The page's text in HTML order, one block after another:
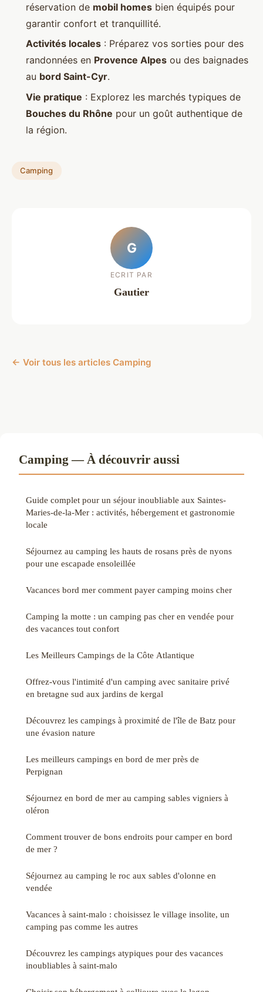
réservation de mobil homes bien équipés pour
garantir confort et tranquillité.
Activités locales : Préparez vos sorties pour des
randonnées en Provence Alpes ou des baignades
au bord Saint-Cyr.
Vie pratique : Explorez les marchés typiques de
Bouches du Rhône pour un goût authentique de
la région.
Camping
G
ECRIT PAR
Gautier
← Voir tous les articles Camping
Camping — À découvrir aussi
Guide complet pour un séjour inoubliable aux Saintes-
Maries-de-la-Mer : activités, hébergement et gastronomie
locale
Séjournez au camping les hauts de rosans près de nyons
pour une escapade ensoleillée
Vacances bord mer comment payer camping moins cher
Camping la motte : un camping pas cher en vendée pour
des vacances tout confort
Les Meilleurs Campings de la Côte Atlantique
Offrez-vous l'intimité d'un camping avec sanitaire privé
en bretagne sud aux jardins de kergal
Découvrez les campings à proximité de l'île de Batz pour
une évasion nature
Les meilleurs campings en bord de mer près de
Perpignan
Séjournez en bord de mer au camping sables vigniers à
oléron
Comment trouver de bons endroits pour camper en bord
de mer ?
Séjournez au camping le roc aux sables d'olonne en
vendée
Vacances à saint-malo : choisissez le village insolite, un
camping pas comme les autres
Découvrez les campings atypiques pour des vacances
inoubliables à saint-malo